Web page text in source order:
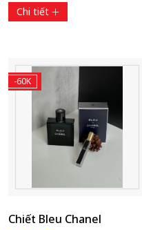
Chi tiết
-60K
Chiết Bleu Chanel